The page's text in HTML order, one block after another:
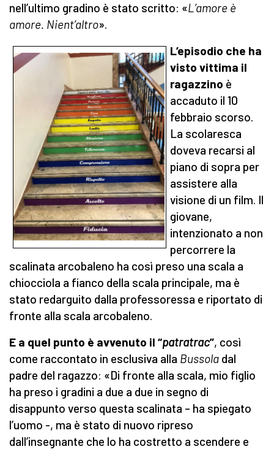
nell’ultimo gradino è stato scritto: «L’amore è
amore. Nient’altro».
L’episodio che ha
visto vittima il
ragazzino è
accaduto il 10
febbraio scorso.
La scolaresca
doveva recarsi al
piano di sopra per
assistere alla
visione di un film. Il
giovane,
intenzionato a non
percorrere la
scalinata arcobaleno ha così preso una scala a
chiocciola a fianco della scala principale, ma è
stato redarguito dalla professoressa e riportato di
fronte alla scala arcobaleno.
E a quel punto è avvenuto il “patratrac”, così
come raccontato in esclusiva alla Bussola dal
padre del ragazzo: «Di fronte alla scala, mio figlio
ha preso i gradini a due a due in segno di
disappunto verso questa scalinata – ha spiegato
l’uomo -, ma è stato di nuovo ripreso
dall’insegnante che lo ha costretto a scendere e